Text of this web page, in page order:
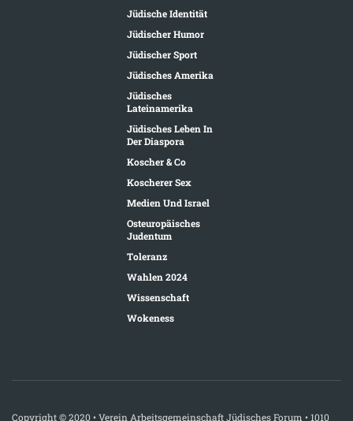
Jüdische Identität
Jüdischer Humor
Jüdischer Sport
Jüdisches Amerika
Jüdisches
Lateinamerika
Jüdisches Leben In
Der Diaspora
Koscher & Co
Koscherer Sex
Medien Und Israel
Osteuropäisches
Judentum
Toleranz
Wahlen 2024
Wissenschaft
Wokeness
Copyright © 2020 • Verein Arbeitsgemeinschaft Jüdisches Forum • 1010